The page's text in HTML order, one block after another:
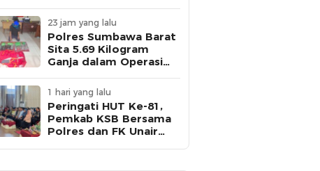
Masyarakat
23 jam yang lalu
Polres Sumbawa Barat
Sita 5.69 Kilogram
Ganja dalam Operasi
Seorang Pria Ditangkap
1 hari yang lalu
Peringati HUT Ke-81,
Pemkab KSB Bersama
Polres dan FK Unair